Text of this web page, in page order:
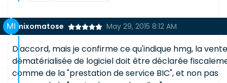
mixomatose May 29, 2015 8:12 AM
D'accord, mais je confirme ce qu'indique hmg, la vente
dématérialisée de logiciel doit être déclarée
comme de la "prestation de service BIC", et non pas